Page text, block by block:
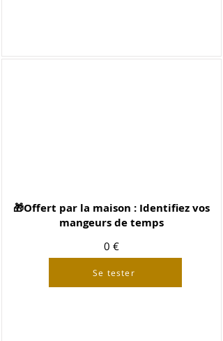
🎁Offert par la maison : Identifiez vos
mangeurs de temps
0 €
Se tester